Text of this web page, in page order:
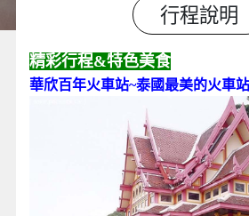
行程說明
精彩行程&特色美食
華欣百年火車站~泰國最美的火車站